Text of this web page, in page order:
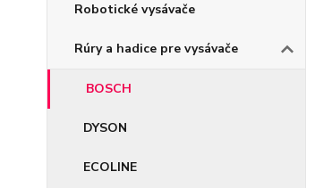
Robotické vysávače
Rúry a hadice pre vysávače
BOSCH
DYSON
ECOLINE